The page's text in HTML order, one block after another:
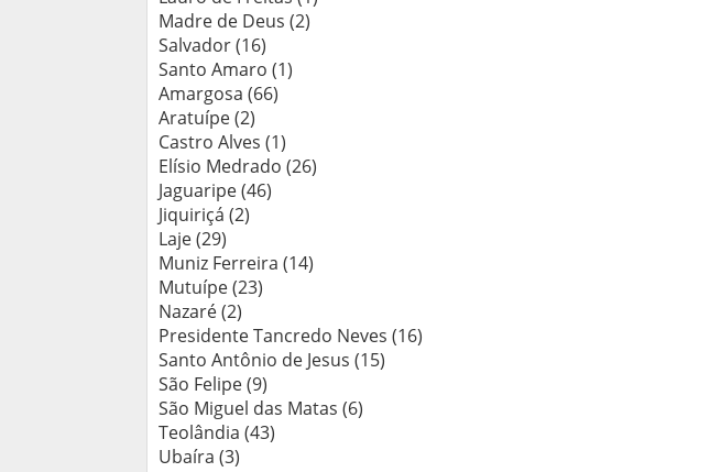
Madre de Deus (2)
Salvador (16)
Santo Amaro (1)
Amargosa (66)
Aratuípe (2)
Castro Alves (1)
Elísio Medrado (26)
Jaguaripe (46)
Jiquiriçá (2)
Laje (29)
Muniz Ferreira (14)
Mutuípe (23)
Nazaré (2)
Presidente Tancredo Neves (16)
Santo Antônio de Jesus (15)
São Felipe (9)
São Miguel das Matas (6)
Teolândia (43)
Ubaíra (3)